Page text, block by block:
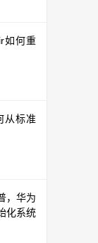
如何重
从标准
，华为
化系统